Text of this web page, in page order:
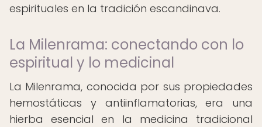
espirituales en la tradición escandinava.
La Milenrama: conectando con lo
espiritual y lo medicinal
La Milenrama, conocida por sus propiedades
hemostáticas y antiinflamatorias, era una
hierba esencial en la medicina tradicional